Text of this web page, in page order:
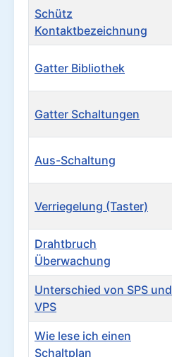
Schütz
Kontaktbezeichnung
Gatter Bibliothek
Gatter Schaltungen
Aus-Schaltung
Verriegelung (Taster)
Drahtbruch
Überwachung
Unterschied von SPS und
VPS
Wie lese ich einen
Schaltplan